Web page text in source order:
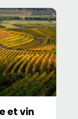
et vin